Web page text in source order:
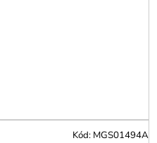
Kód: MGS01494A